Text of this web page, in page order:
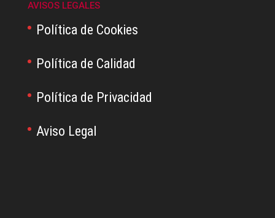
AVISOS LEGALES
Política de Cookies
Política de Calidad
Política de Privacidad
Aviso Legal